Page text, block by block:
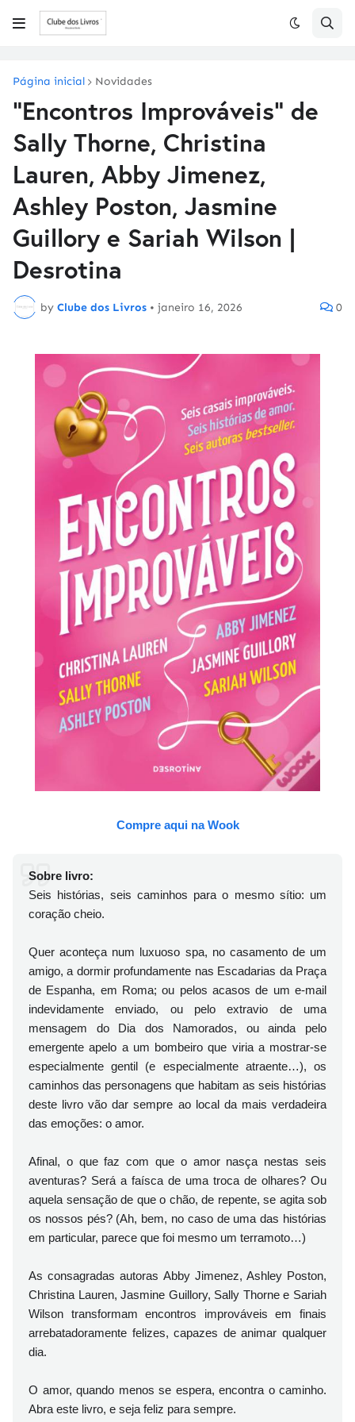
Página inicial Novidades
"Encontros Improváveis" de
Sally Thorne, Christina
Lauren, Abby Jimenez,
Ashley Poston, Jasmine
Guillory e Sariah Wilson |
Desrotina
by Clube dos Livros • janeiro 16, 2026 0
Compre aqui na Wook
Sobre livro:
Seis histórias, seis caminhos para o mesmo sítio: um
coração cheio.
Quer aconteça num luxuoso spa, no casamento de um
amigo, a dormir profundamente nas Escadarias da Praça
de Espanha, em Roma; ou pelos acasos de um e-mail
indevidamente enviado, ou pelo extravio de uma
mensagem do Dia dos Namorados, ou ainda pelo
emergente apelo a um bombeiro que viria a mostrar-se
especialmente gentil (e especialmente atraente…), os
caminhos das personagens que habitam as seis histórias
deste livro vão dar sempre ao local da mais verdadeira
das emoções: o amor.
Afinal, o que faz com que o amor nasça nestas seis
aventuras? Será a faísca de uma troca de olhares? Ou
aquela sensação de que o chão, de repente, se agita sob
os nossos pés? (Ah, bem, no caso de uma das histórias
em particular, parece que foi mesmo um terramoto…)
As consagradas autoras Abby Jimenez, Ashley Poston,
Christina Lauren, Jasmine Guillory, Sally Thorne e Sariah
Wilson transformam encontros improváveis em finais
arrebatadoramente felizes, capazes de animar qualquer
dia.
O amor, quando menos se espera, encontra o caminho.
Abra este livro, e seja feliz para sempre.